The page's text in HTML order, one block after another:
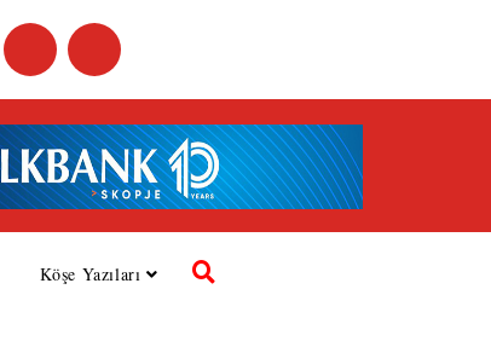
Köşe Yazıları